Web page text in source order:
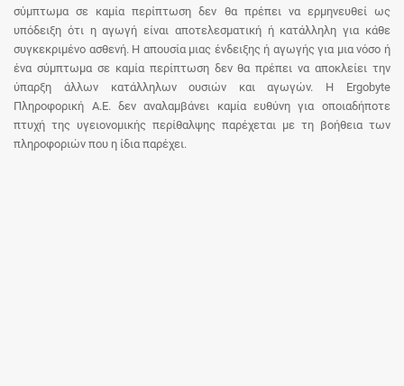
σύμπτωμα σε καμία περίπτωση δεν θα πρέπει να ερμηνευθεί ως
υπόδειξη ότι η αγωγή είναι αποτελεσματική ή κατάλληλη για κάθε
συγκεκριμένο ασθενή. Η απουσία μιας ένδειξης ή αγωγής για μια νόσο ή
ένα σύμπτωμα σε καμία περίπτωση δεν θα πρέπει να αποκλείει την
ύπαρξη άλλων κατάλληλων ουσιών και αγωγών. Η Ergobyte
Πληροφορική Α.Ε. δεν αναλαμβάνει καμία ευθύνη για οποιαδήποτε
πτυχή της υγειονομικής περίθαλψης παρέχεται με τη βοήθεια των
πληροφοριών που η ίδια παρέχει.